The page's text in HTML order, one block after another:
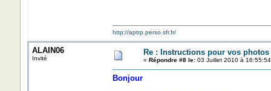
http://aptrp.perso.sfr.fr/
ALAIN06
Invité
Re : Instructions pour vos photos
« Répondre #8 le:03 Juillet 2010 à
Bonjour